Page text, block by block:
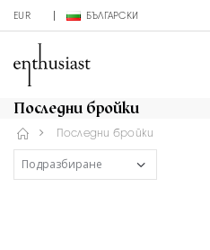
EUR БЪЛГАРСКИ
Последни бройки
Последни бройки